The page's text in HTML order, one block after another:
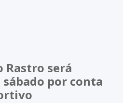
Rastro será
por conta